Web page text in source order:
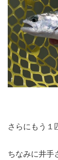
さらにもう１
ちなみに井手